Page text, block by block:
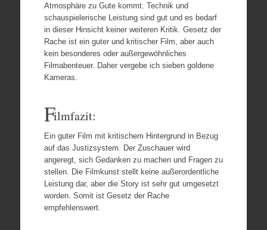
Atmosphäre zu Gute kommt. Technik und
schauspielerische Leistung sind gut und es bedarf
in dieser Hinsicht keiner weiteren Kritik. Gesetz der
Rache ist ein guter und kritischer Film, aber auch
kein besonderes oder außergewöhnliches
Filmabenteuer. Daher vergebe ich sieben goldene
Kameras.
Filmfazit:
Ein guter Film mit kritischem Hintergrund in Bezug
auf das Justizsystem. Der Zuschauer wird
angeregt, sich Gedanken zu machen und Fragen zu
stellen. Die Filmkunst stellt keine außerordentliche
Leistung dar, aber die Story ist sehr gut umgesetzt
worden. Somit ist Gesetz der Rache
empfehlenswert.